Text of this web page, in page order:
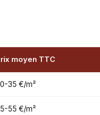
moyen TTC
35 €/m²
55 €/m²